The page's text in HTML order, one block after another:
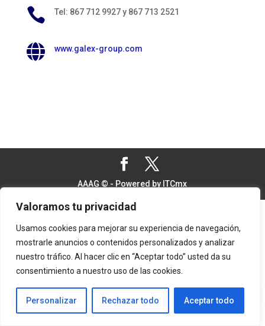
Valoramos tu privacidad
Usamos cookies para mejorar su experiencia de navegación,
mostrarle anuncios o contenidos personalizados y analizar
nuestro tráfico. Al hacer clic en “Aceptar todo” usted da su
consentimiento a nuestro uso de las cookies.
Personalizar Rechazar todo Aceptar todo
 Tel: 867 712 9927 y 867 713 2521
 www.galex-group.com
AAAG © - Powered by ITCmx